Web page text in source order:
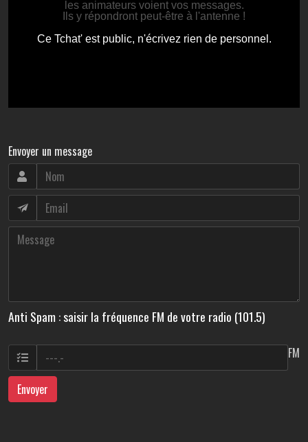
Envoyer un message
Anti Spam : saisir la fréquence FM de votre radio (101.5)
FM
Envoyer